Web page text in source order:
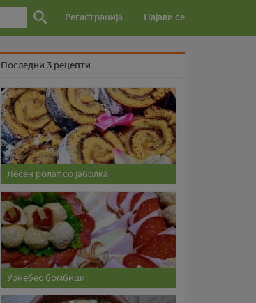
Регистрација Најави се
Последни 3 рецепти
Лесен ролат со јаболка
Урнебес бомбици